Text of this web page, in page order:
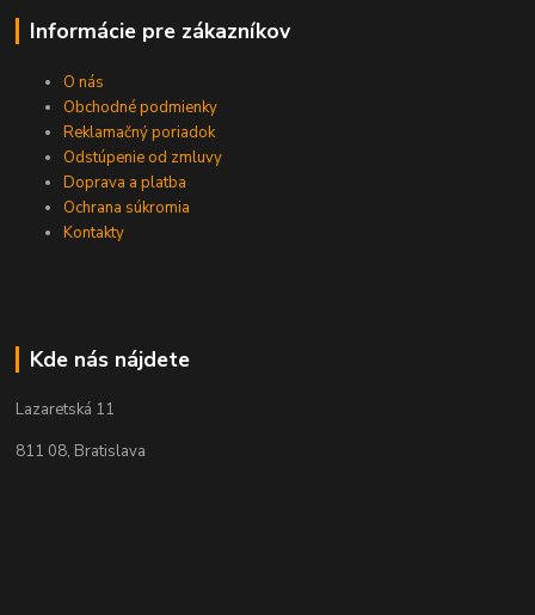
Informácie pre zákazníkov
O nás
Obchodné podmienky
Reklamačný poriadok
Odstúpenie od zmluvy
Doprava a platba
Ochrana súkromia
Kontakty
Kde nás nájdete
Lazaretská 11
811 08, Bratislava